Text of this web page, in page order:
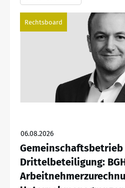
Rechtsboard
06.08.2026
Gemeinschaftsbetrieb
Drittelbeteiligung: